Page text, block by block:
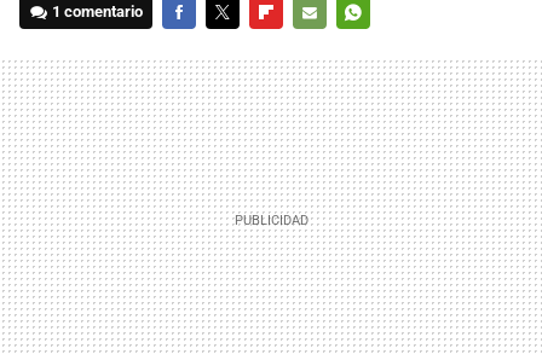
1 comentario
MAIL